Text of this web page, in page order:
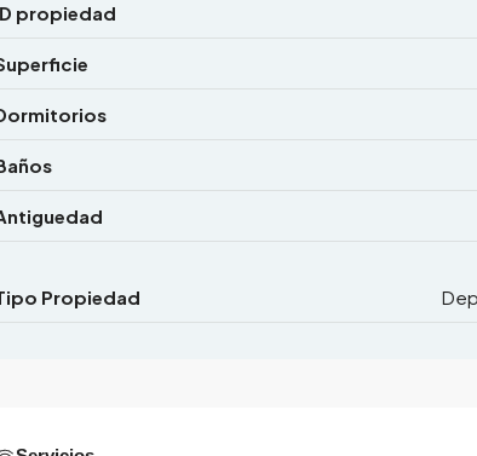
propiedad
Propiedad